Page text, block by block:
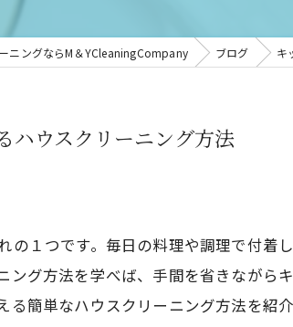
ニングならM＆YCleaningCompany ブログ キ
ハウスクリーニング方法
１つです。毎日の料理や調理で付着
グ方法を学べば、手間を省きながら
簡単なハウスクリーニング方法を紹介